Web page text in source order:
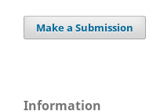
Make a Submission
Information